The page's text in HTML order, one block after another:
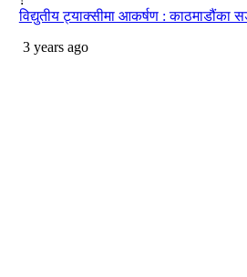
विद्युतीय ट्याक्सीमा आकर्षण : काठमाडौंका
3 years ago